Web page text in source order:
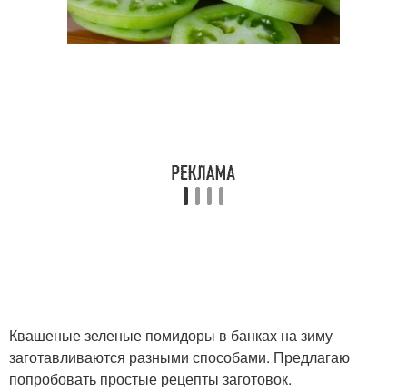
Квашеные зеленые помидоры в банках на зиму
заготавливаются разными способами. Предлагаю
попробовать простые рецепты заготовок.